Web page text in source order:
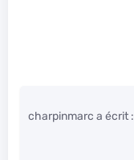
charpinmarc a écrit :